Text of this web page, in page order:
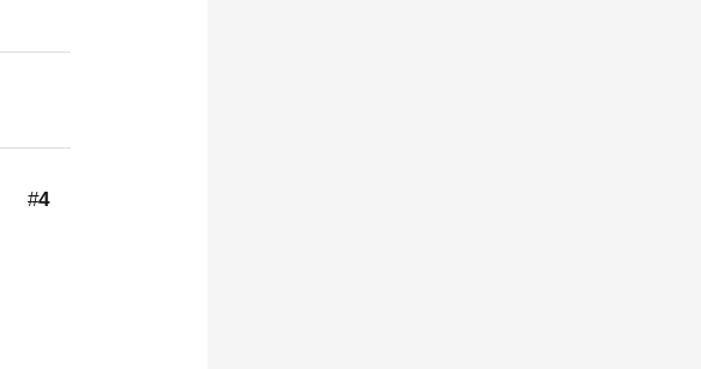
#4